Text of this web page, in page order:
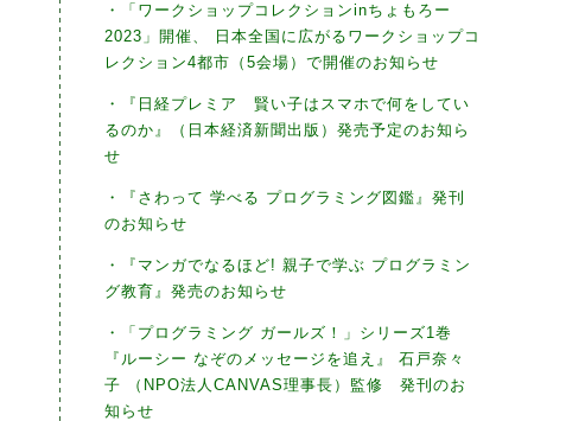
・「ワークショップコレクションinちょもろー
2023」開催、 日本全国に広がるワークショップコ
レクション4都市（5会場）で開催のお知らせ
・『日経プレミア 賢い子はスマホで何をしてい
るのか』（日本経済新聞出版）発売予定のお知ら
せ
・『さわって 学べる プログラミング図鑑』発刊
のお知らせ
・『マンガでなるほど! 親子で学ぶ プログラミン
グ教育』発売のお知らせ
・「プログラミング ガールズ！」シリーズ1巻
『ルーシー なぞのメッセージを追え』 石戸奈々
子 （NPO法人CANVAS理事長）監修 発刊のお
知らせ